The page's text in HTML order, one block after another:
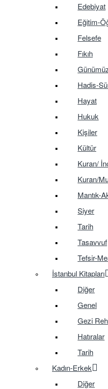
Edebiyat
Eğitim-
Felsefe
Fıkıh
Hadis-
Hayat
Hukuk
Kişiler
Kültür
Kuran/
Kuran/
Mantık-
Siyer
Tarih
Tasavvuf
Tefsir-
İstanbul Kitapları
Diğer
Genel
Gezi
Hatıralar
Tarih
Kadın-Erkek
Diğer